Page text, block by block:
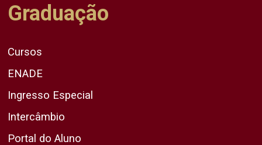
Graduação
Cursos
ENADE
Ingresso Especial
Intercâmbio
Portal do Aluno